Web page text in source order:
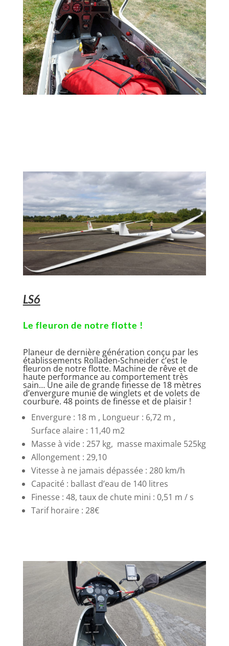
LS6
Le fleuron de notre flotte !
Planeur de dernière génération conçu par les
établissements Rolladen-Schneider c’est le
fleuron de notre flotte. Machine de rêve et de
haute performance au comportement très
sain… Une aile de grande finesse de 18 mètres
d’envergure munie de winglets et de volets de
courbure. 48 points de finesse et de plaisir !
Envergure : 18 m , Longueur : 6,72 m ,
Surface alaire : 11,40 m2
Masse à vide : 257 kg, masse maximale 525kg
Allongement : 29,10
Vitesse à ne jamais dépassée : 280 km/h
Capacité : ballast d’eau de 140 litres
Finesse : 48, taux de chute mini : 0,51 m / s
Tarif horaire : 28€